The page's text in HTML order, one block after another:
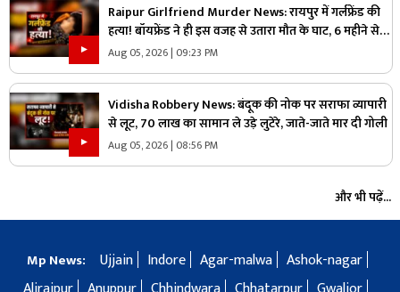
Raipur Girlfriend Murder News: रायपुर में गर्लफ्रेंड की
हत्या! बॉयफ्रेंड ने ही इस वजह से उतारा मौत के घाट, 6 महीने से
रह रहे थे लिव इन में
Aug 05, 2026 | 09:23 PM
Vidisha Robbery News: बंदूक की नोक पर सराफा व्यापारी
से लूट, 70 लाख का सामान ले उड़े लुटेरे, जाते-जाते मार दी गोली
Aug 05, 2026 | 08:56 PM
और भी पढ़ें...
Mp News: Ujjain Indore Agar-malwa Ashok-nagar